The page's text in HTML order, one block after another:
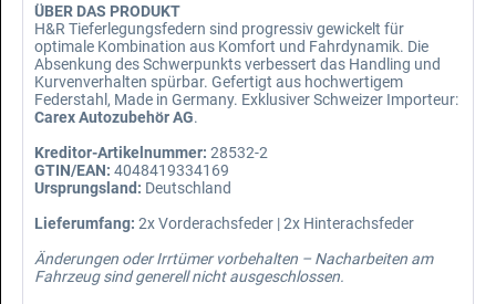
ÜBER DAS PRODUKT
H&R Tieferlegungsfedern sind progressiv gewickelt für
optimale Kombination aus Komfort und Fahrdynamik. Die
Absenkung des Schwerpunkts verbessert das Handling und
Kurvenverhalten spürbar. Gefertigt aus hochwertigem
Federstahl, Made in Germany. Exklusiver Schweizer Importeur:
Carex Autozubehör AG.
Kreditor-Artikelnummer: 28532-2
GTIN/EAN: 4048419334169
Ursprungsland: Deutschland
Lieferumfang: 2x Vorderachsfeder | 2x Hinterachsfeder
Änderungen oder Irrtümer vorbehalten – Nacharbeiten am
Fahrzeug sind generell nicht ausgeschlossen.